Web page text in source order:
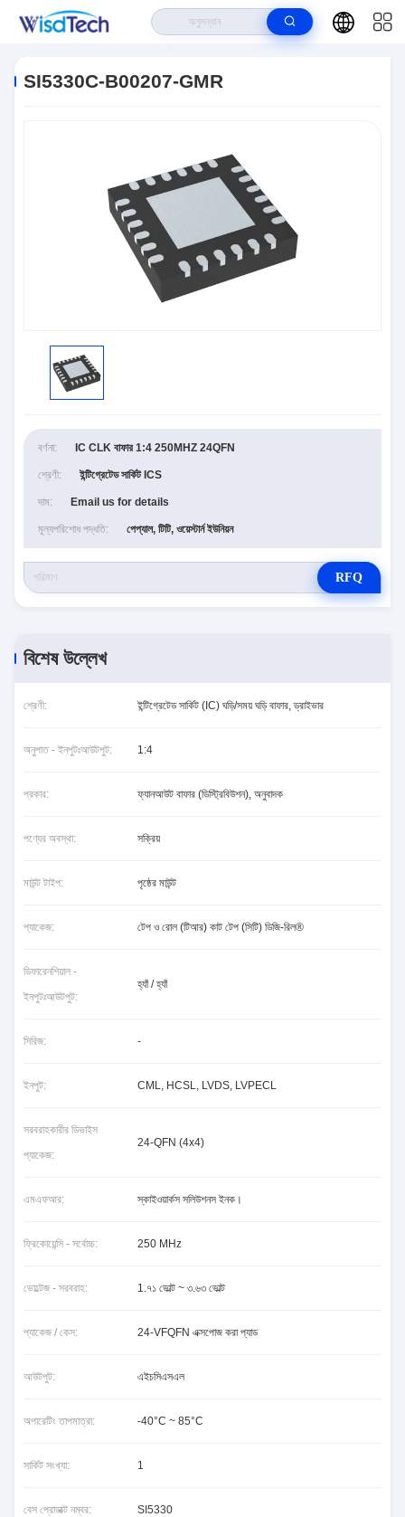
SI5330C-B00207-GMR
বর্ণনা: IC CLK বাফার 1:4 250MHZ 24QFN
শ্রেণী: ইন্টিগ্রেটেড সার্কিট ICS
দাম: Email us for details
মূল্যপরিশোধ পদ্ধতি: পেপ্যাল, টিটি, ওয়েস্টার্ন ইউনিয়ন
RFQ
বিশেষ উল্লেখ
শ্রেণী: ইন্টিগ্রেটেড সার্কিট (IC) ঘড়ি/সময় ঘড়ি বাফার, ড্রাইভার
অনুপাত - ইনপুটঃআউটপুট: 1:4
প্রকার: ফ্যানআউট বাফার (ডিস্ট্রিবিউশন), অনুবাদক
পণ্যের অবস্থা: সক্রিয়
মাউন্ট টাইপ: পৃষ্ঠের মাউন্ট
প্যাকেজ: টেপ ও রোল (টিআর) কাট টেপ (সিটি) ডিজি-রিল®
ডিফারেনশিয়াল -
ইনপুটঃআউটপুট:
হ্যাঁ / হ্যাঁ
সিরিজ: -
ইনপুট: CML, HCSL, LVDS, LVPECL
সরবরাহকারীর ডিভাইস
প্যাকেজ:
24-QFN (4x4)
এমএফআর: স্কাইওয়ার্কস সলিউশনস ইনক।
ফ্রিকোয়েন্সি - সর্বোচ্চ: 250 MHz
ভোল্টেজ - সরবরাহ: 1.৭১ ভোল্ট ~ ৩.৬৩ ভোল্ট
প্যাকেজ / কেস: 24-VFQFN এক্সপোজ করা প্যাড
আউটপুট: এইচসিএসএল
অপারেটিং তাপমাত্রা: -40°C ~ 85°C
সার্কিট সংখ্যা: 1
বেস প্রোডাক্ট নম্বর: SI5330